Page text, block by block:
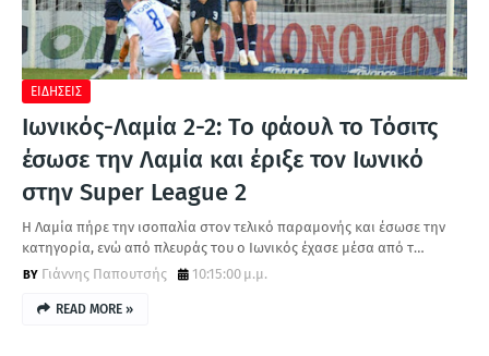
ΕΙΔΗΣΕΙΣ
Ιωνικός-Λαμία 2-2: Το φάουλ το Τόσιτς
έσωσε την Λαμία και έριξε τον Ιωνικό
στην Super League 2
Η Λαμία πήρε την ισοπαλία στον τελικό παραμονής και έσωσε την
κατηγορία, ενώ από πλευράς του ο Ιωνικός έχασε μέσα από τ…
Γιάννης Παπουτσής
10:15:00 μ.μ.
READ MORE »